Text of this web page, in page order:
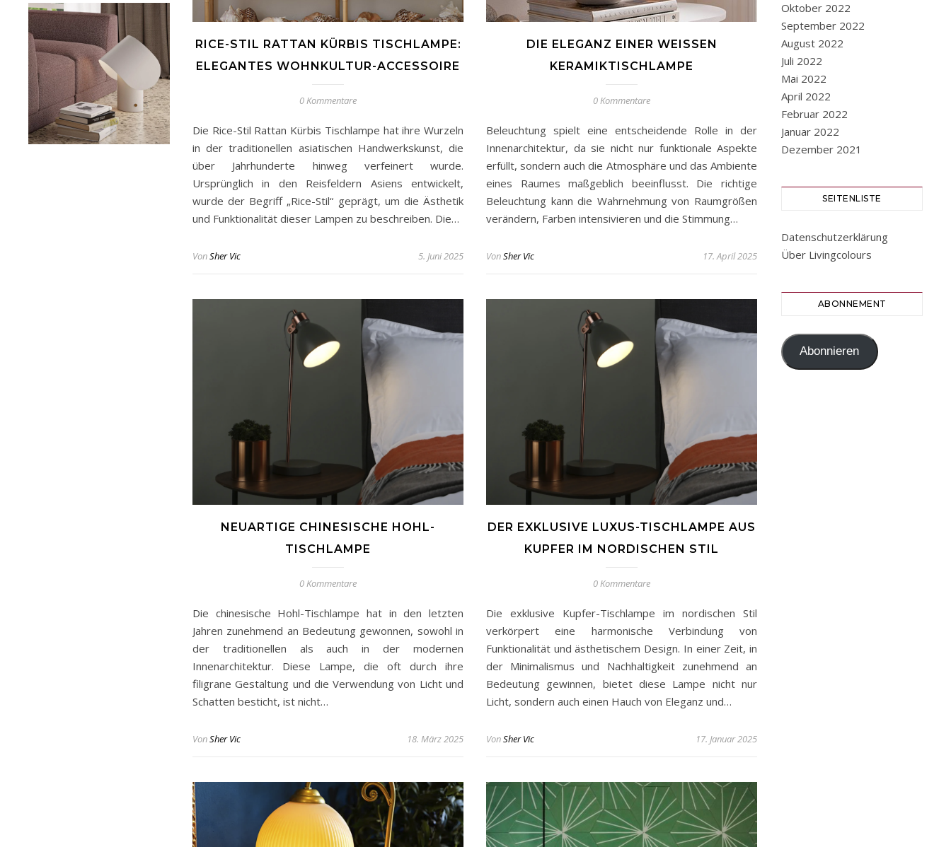
RICE-STIL RATTAN KÜRBIS TISCHLAMPE:
ELEGANTES WOHNKULTUR-ACCESSOIRE
0 Kommentare
Die Rice-Stil Rattan Kürbis Tischlampe hat ihre Wurzeln
in der traditionellen asiatischen Handwerkskunst, die
über Jahrhunderte hinweg verfeinert wurde.
Ursprünglich in den Reisfeldern Asiens entwickelt,
wurde der Begriff „Rice-Stil“ geprägt, um die Ästhetik
und Funktionalität dieser Lampen zu beschreiben. Die…
VonSher Vic 5. Juni 2025
DIE ELEGANZ EINER WEISSEN K
ERAMIKTISCHLAMPE
0 Kommentare
Beleuchtung spielt eine entscheidende Rolle in der
Innenarchitektur, da sie nicht nur funktionale Aspekte
erfüllt, sondern auch die Atmosphäre und das Ambiente
eines Raumes maßgeblich beeinflusst. Die richtige
Beleuchtung kann die Wahrnehmung von Raumgrößen
verändern, Farben intensivieren und die Stimmung…
VonSher Vic 17. April 2025
NEUARTIGE CHINESISCHE HOHL-
TISCHLAMPE
0 Kommentare
Die chinesische Hohl-Tischlampe hat in den letzten
Jahren zunehmend an Bedeutung gewonnen, sowohl in
der traditionellen als auch in der modernen
Innenarchitektur. Diese Lampe, die oft durch ihre
filigrane Gestaltung und die Verwendung von Licht und
Schatten besticht, ist nicht…
VonSher Vic 18. März 2025
DER EXKLUSIVE LUXUS-TISCHLAMPE AUS
KUPFER IM NORDISCHEN STIL
0 Kommentare
Die exklusive Kupfer-Tischlampe im nordischen Stil
verkörpert eine harmonische Verbindung von
Funktionalität und ästhetischem Design. In einer Zeit, in
der Minimalismus und Nachhaltigkeit zunehmend an
Bedeutung gewinnen, bietet diese Lampe nicht nur
Licht, sondern auch einen Hauch von Eleganz und…
VonSher Vic 17. Januar 2025
Oktober 2022
September 2022
August 2022
Juli 2022
Mai 2022
April 2022
Februar 2022
Januar 2022
Dezember 2021
SEITENLISTE
Datenschutzerklärung
Über Livingcolours
ABONNEMENT
Abonnieren